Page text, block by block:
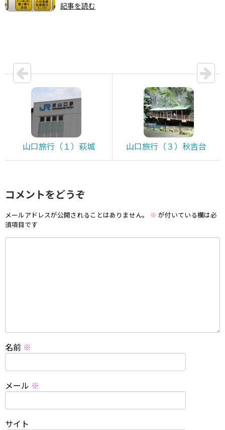
記事を読む
山口旅行（１）萩城 山口旅行（３）秋吉台
コメントをどうぞ
メールアドレスが公開されることはありません。 ※ が付いている欄は必
須項目です
名前 ※
メール ※
サイト